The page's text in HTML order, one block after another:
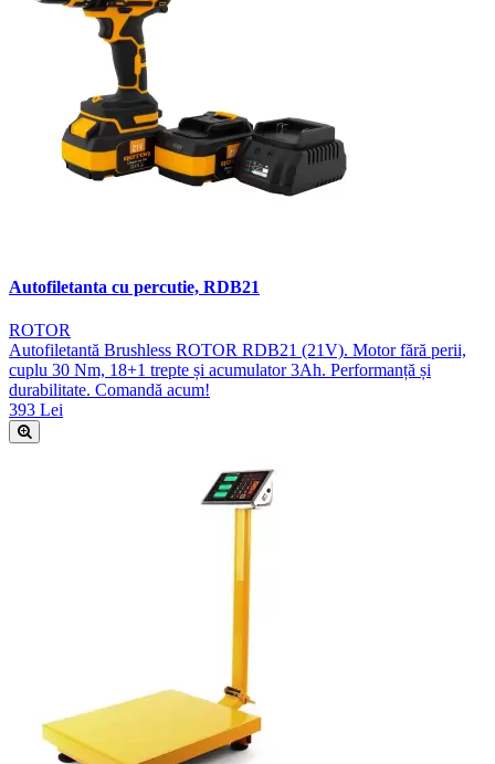
Autofiletanta cu percutie, RDB21
ROTOR
Autofiletantă Brushless ROTOR RDB21 (21V). Motor fără perii,
cuplu 30 Nm, 18+1 trepte și acumulator 3Ah. Performanță și
durabilitate. Comandă acum!
393 Lei